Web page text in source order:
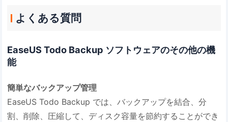
よくある質問
EaseUS Todo Backup ソフトウェアのその他の機
能
簡単なバックアップ管理
EaseUS Todo Backup では、バックアップを結合、分
割、削除、圧縮して、ディスク容量を節約することができ